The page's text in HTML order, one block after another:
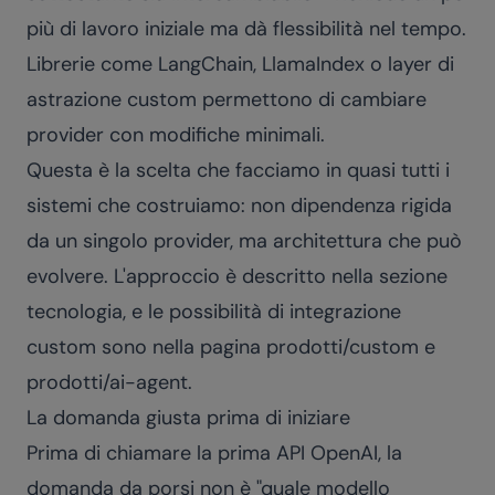
più di lavoro iniziale ma dà flessibilità nel tempo.
Librerie come LangChain, LlamaIndex o layer di
astrazione custom permettono di cambiare
provider con modifiche minimali.
Questa è la scelta che facciamo in quasi tutti i
sistemi che costruiamo: non dipendenza rigida
da un singolo provider, ma architettura che può
evolvere. L'approccio è descritto nella sezione
tecnologia, e le possibilità di integrazione
custom sono nella pagina prodotti/custom e
prodotti/ai-agent.
La domanda giusta prima di iniziare
Prima di chiamare la prima API OpenAI, la
domanda da porsi non è "quale modello